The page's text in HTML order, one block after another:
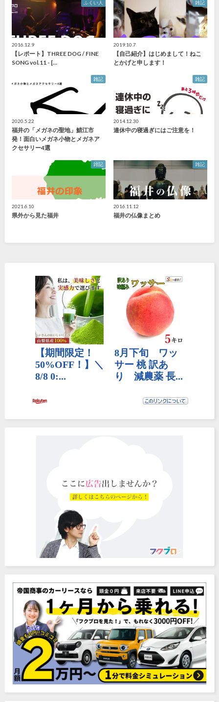
ふくい人
2016.12.9
【レポート】THREE DOG / FINE
SONG vol.11 - […
雑記
2019.10.7
【自己紹介】はじめまして！ねこ
とかげと申します！
雑記
2020.5.22
福井の「メガネの聖地」鯖江市
発！面白いメガネ小物とメガネア
クセサリー4選
雑記
2014.12.30
連休中の寝過ぎにはご注意を！
雑記
2021.6.10
県外から見た福井
雑記
2016.11.12
福井の仏像まとめ